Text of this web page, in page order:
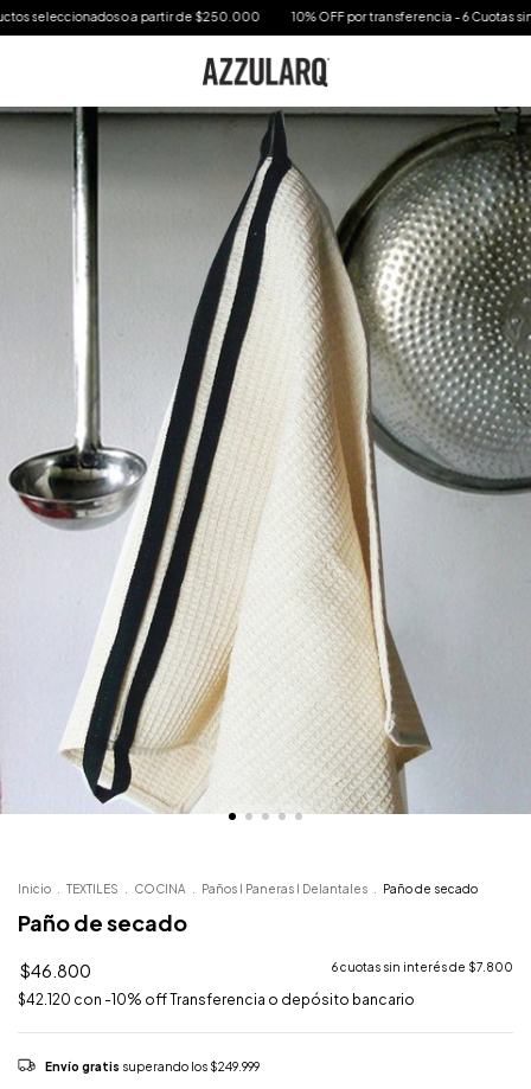
o a partir de $250.000 10% OFF por transferencia - 6 Cuotas sin interes
Inicio TEXTILES COCINA Paños I Paneras I Delantales Paño de secado
Paño de secado
$46.800 6cuotas sin interés de $7.800
$42.120 con -10% off Transferencia o depósito bancario
Envío gratis superando los $249.999